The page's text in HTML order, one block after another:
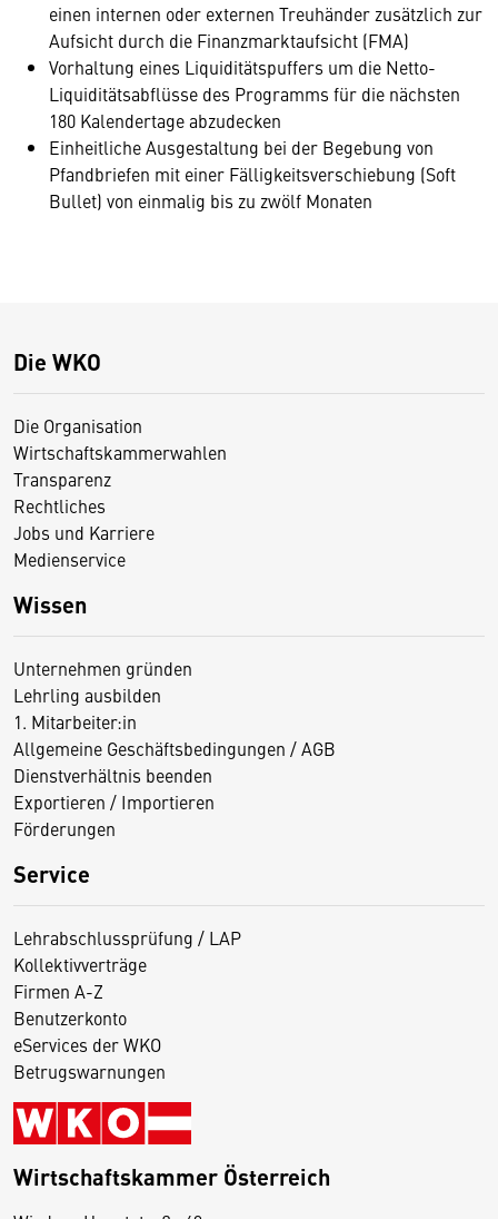
einen internen oder externen Treuhänder zusätzlich zur
Aufsicht durch die Finanzmarktaufsicht (FMA)
Vorhaltung eines Liquiditätspuffers um die Netto-
Liquiditätsabflüsse des Programms für die nächsten
180 Kalendertage abzudecken
Einheitliche Ausgestaltung bei der Begebung von
Pfandbriefen mit einer Fälligkeitsverschiebung (Soft
Bullet) von einmalig bis zu zwölf Monaten
Die WKO
Die Organisation
Wirtschaftskammerwahlen
Transparenz
Rechtliches
Jobs und Karriere
Medienservice
Wissen
Unternehmen gründen
Lehrling ausbilden
1. Mitarbeiter:in
Allgemeine Geschäftsbedingungen / AGB
Dienstverhältnis beenden
Exportieren / Importieren
Förderungen
Service
Lehrabschlussprüfung / LAP
Kollektivverträge
Firmen A-Z
Benutzerkonto
eServices der WKO
Betrugswarnungen
Wirtschaftskammer Österreich